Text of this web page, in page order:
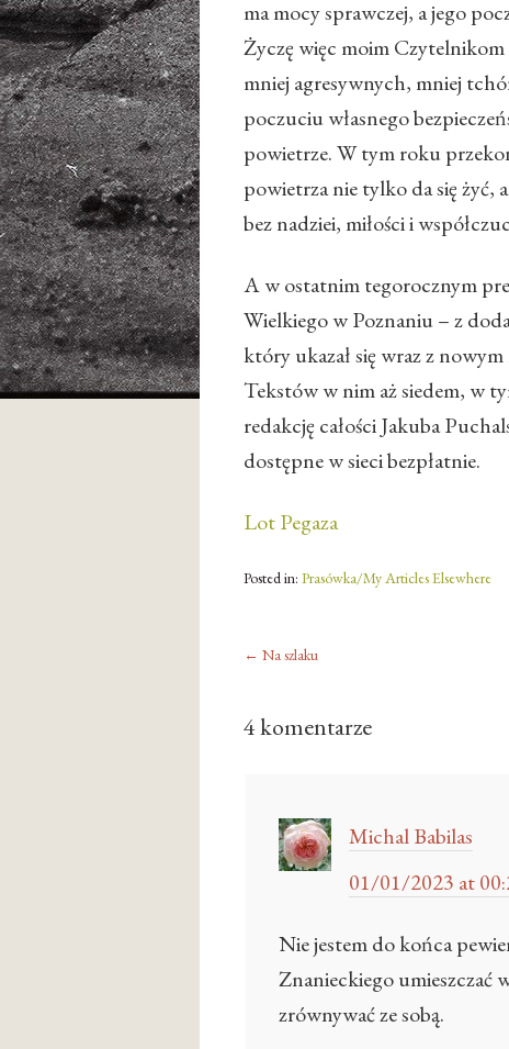
ma mocy sprawczej, a jego
Życzę więc moim Czytelnikom
mniej agresywnych, mniej
poczuciu własnego
powietrze. W tym roku
powietrza nie tylko da się żyć,
bez nadziei, miłości i
A w ostatnim tegorocznym
Wielkiego w Poznaniu – z
który ukazał się wraz z
Tekstów w nim aż siedem, w
redakcję całości Jakuba
dostępne w sieci bezpłatnie.
Lot Pegaza
Posted in: Prasówka/My Articles Elsewhere
← Na szlaku
4 komentarze
Michal Babilas
01/01/2023 at
Nie jestem do końca
Znanieckiego umieszczać
zrównywać ze sobą.